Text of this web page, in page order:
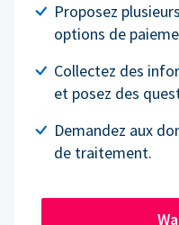
Proposez
options de
Collectez des
et posez des
Demandez aux
de traitement.